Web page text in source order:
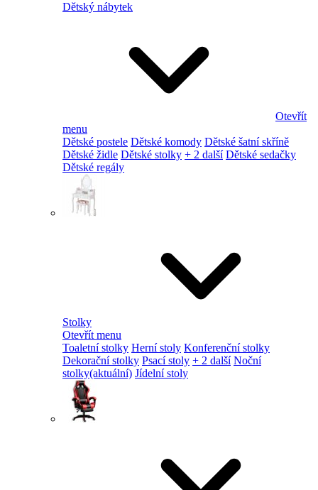
Dětský nábytek
Otevřít
menu
Dětské postele Dětské komody Dětské šatní skříně
Dětské židle Dětské stolky + 2 další Dětské sedačky
Dětské regály
Stolky
Otevřít menu
Toaletní stolky Herní stoly Konferenční stolky
Dekorační stolky Psací stoly + 2 další Noční
stolky(aktuální) Jídelní stoly